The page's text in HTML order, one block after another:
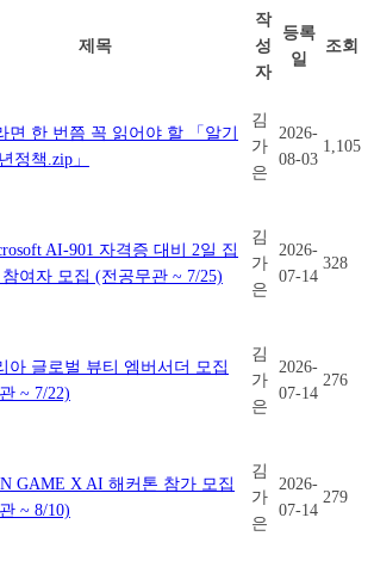
제목
작
성
자
등록
일
조회
면 한 번쯤 꼭 읽어야 할 「알기
정책.zip」
김
가
은
2026-
08-03
1,105
AI-901 자격증 대비 2일 집
여자 모집 (전공무관 ~ 7/25)
김
가
은
2026-
07-14
328
아 글로벌 뷰티 엠버서더 모집
~ 7/22)
김
가
은
2026-
07-14
276
GAME X AI 해커톤 참가 모집
~ 8/10)
김
가
은
2026-
07-14
279